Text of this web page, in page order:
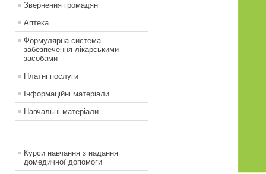
Звернення громадян
Аптека
Формулярна система
забезпечення лікарськими
засобами
Платні послуги
Інформаційні матеріали
Навчальні матеріали
Курси навчання з надання
домедичної допомоги